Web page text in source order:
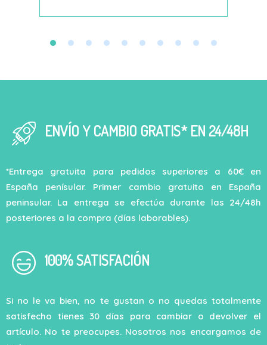
ENVÍO Y CAMBIO GRATIS* EN 24/48H
*Entrega gratuita para pedidos superiores a 60€ en
España penísular. Primer cambio gratuito en España
peninsular. La entrega se efectúa durante las 24/48h
posteriores a la compra (días laborables).
100% SATISFACIÓN
Si no le va bien, no te gustan o no quedas totalmente
satisfecho tienes 30 días para cambiar o devolver el
artículo. No te preocupes. Nosotros nos encargamos de